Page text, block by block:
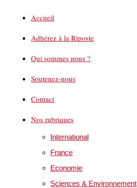
Accueil
Adhérez à la Riposte
Qui sommes nous ?
Soutenez-nous
Contact
Nos rubriques
International
France
Economie
Sciences & Environnement